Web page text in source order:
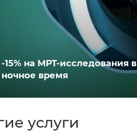
-15% на МРТ-исследования в
ночное время
услуги